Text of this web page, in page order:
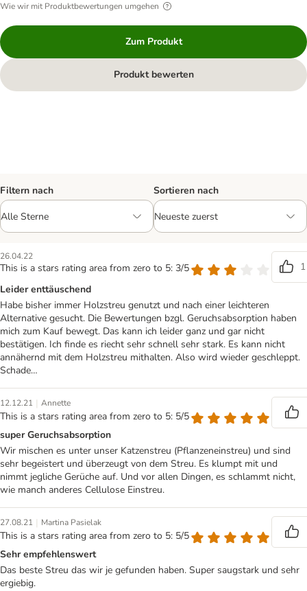
Wie wir mit Produktbewertungen umgehen
Zum Produkt
Produkt bewerten
Filtern nach Sortieren nach
26.04.22
This is a stars rating area from zero to 5: 3/5
1
Leider enttäuschend
Habe bisher immer Holzstreu genutzt und nach einer leichteren
Alternative gesucht. Die Bewertungen bzgl. Geruchsabsorption haben
mich zum Kauf bewegt. Das kann ich leider ganz und gar nicht
bestätigen. Ich finde es riecht sehr schnell sehr stark. Es kann nicht
annähernd mit dem Holzstreu mithalten. Also wird wieder geschleppt.
Schade…
12.12.21 | Annette
This is a stars rating area from zero to 5: 5/5
super Geruchsabsorption
Wir mischen es unter unser Katzenstreu (Pflanzeneinstreu) und sind
sehr begeistert und überzeugt von dem Streu. Es klumpt mit und
nimmt jegliche Gerüche auf. Und vor allen Dingen, es schlammt nicht,
wie manch anderes Cellulose Einstreu.
27.08.21 | Martina Pasielak
This is a stars rating area from zero to 5: 5/5
Sehr empfehlenswert
Das beste Streu das wir je gefunden haben. Super saugstark und sehr
ergiebig.